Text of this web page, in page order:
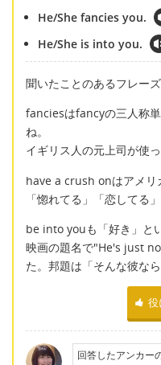
He/She fancies you.
He/She is into you.
聞いたことのあるフレー
fanciesはfancyの三人称
ね。
イギリス人の元上司が使っ
have a crush onはアメリ
「惚れてる」「恋してる
be into youも「好き」と
映画の題名で"He's just
た。邦題は「そんな彼な
役
回答したアンカー